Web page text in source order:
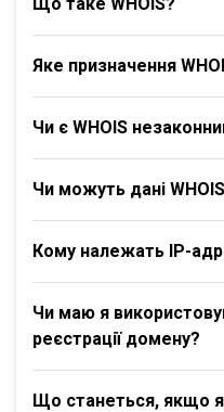
Яке призначення
Чи є WHOIS
Чи можуть дані
Кому належать IP-
Чи маю я
реєстрації домену?
Що станеться, якщо